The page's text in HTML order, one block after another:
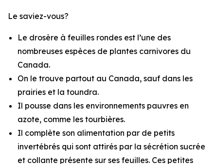
Le saviez-vous?
Le drosère à feuilles rondes est l’une des
nombreuses espèces de plantes carnivores du
Canada.
On le trouve partout au Canada, sauf dans les
prairies et la toundra.
Il pousse dans les environnements pauvres en
azote, comme les tourbières.
Il complète son alimentation par de petits
invertébrés qui sont attirés par la sécrétion sucrée
et collante présente sur ses feuilles. Ces petites